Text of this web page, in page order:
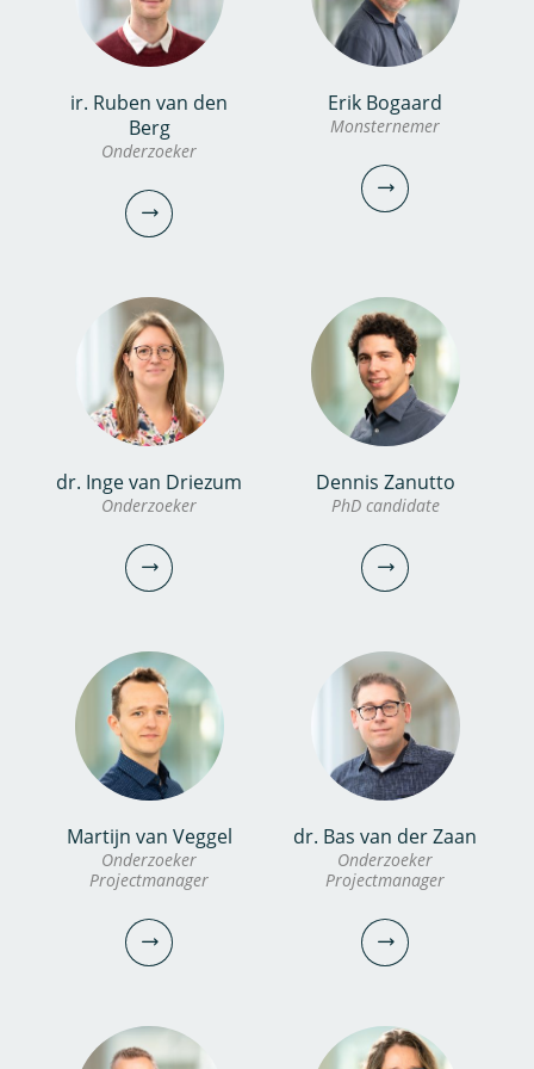
christos.michalopoulos@kwrwater.nl
bekijk profiel
Noor van Dooren MSc
noor.van.dooren@kwrwater.nl
bekijk profiel
Dewi Huijers
Analist
dewi.huijers@kwrwater.nl
bekijk profiel
ir. Ruben van den
Berg
Onderzoeker
ir. Ruben van den Berg
Onderzoeker
ruben.van.den.berg@kwrwater.nl
bekijk profiel
Erik Bogaard
Monsternemer
Erik Bogaard
erik.bogaard@kwrwater.nl
bekijk profiel
dr. Inge van Driezum
Onderzoeker
dr. Inge van Driezum
Dennis Zanutto
PhD candidate
Dennis Zanutto
Martijn van Veggel
Onderzoeker
Projectmanager
dr. Bas van der Zaan
Onderzoeker
Projectmanager